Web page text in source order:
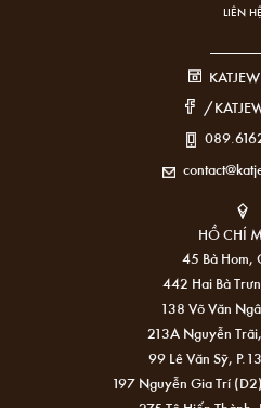
LIÊN HỆ
/
HỒ CHÍ
45 Bà Hom,
442 Hai Bà
138 Võ Văn
213A Nguyễn
99 Lê Văn Sỹ,
197 Nguyễn Gia Trí